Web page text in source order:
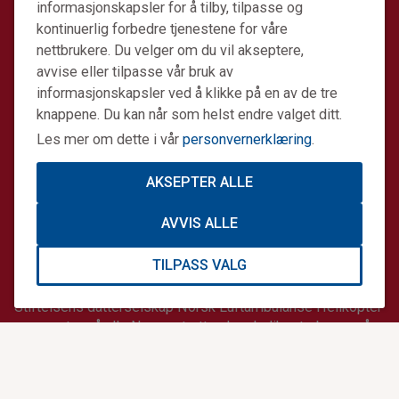
informasjonskapsler for å tilby, tilpasse og
kontinuerlig forbedre tjenestene for våre
nettbrukere. Du velger om du vil akseptere,
avvise eller tilpasse vår bruk av
informasjonskapsler ved å klikke på en av de tre
knappene. Du kan når som helst endre valget ditt.
Les mer om dette i vår personvernerklæring.
AKSEPTER ALLE
AVVIS ALLE
TILPASS VALG
Stiftelsen Norsk Luftambulanse er en ideell stiftelse.
Formålet er å fremme avansert prehospital akuttmedisin.
Stiftelsens datterselskap Norsk Luftambulanse Helikopter
er operatør på alle Norges tretten legehelikopterbaser på